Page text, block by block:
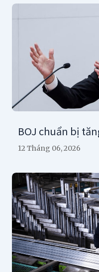
BOJ chuẩn bị
12 Tháng 06, 2026